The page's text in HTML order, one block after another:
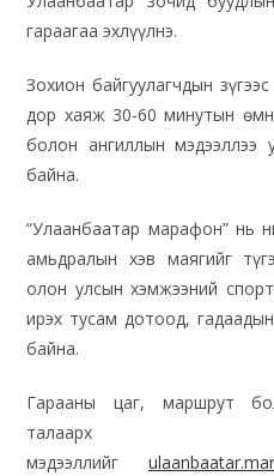
гараагаа эхлүүлнэ.
Зохион байгуулагчдын
дор хаяж 30-60 минутын
болон ангиллын мэдээллээ
байна.
“Улаанбаатар марафон” нь
амьдралын хэв маягийг
олон улсын хэмжээний
ирэх тусам дотоод,
байна.
Гарааны цаг, маршрут
талаарх
мэдээллийг